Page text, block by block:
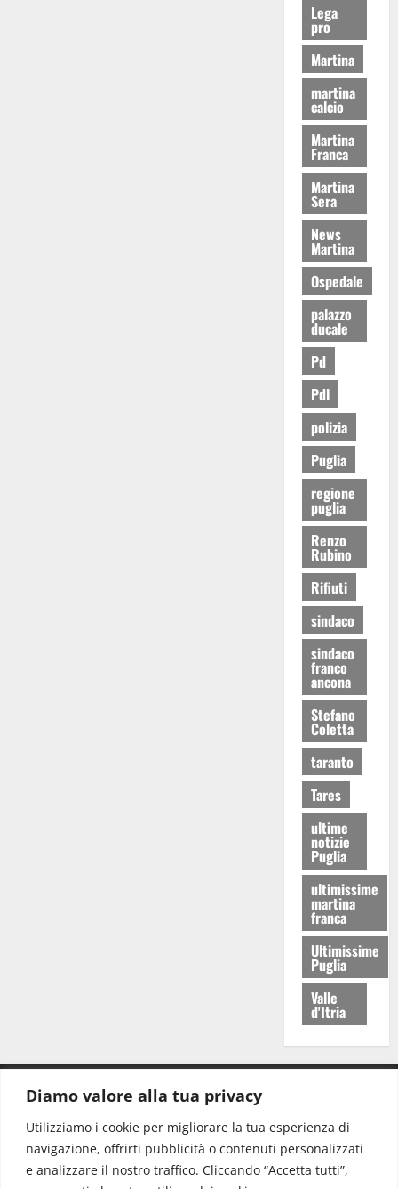
Diamo valore alla tua privacy
Utilizziamo i cookie per migliorare la tua esperienza di
navigazione, offrirti pubblicità o contenuti personalizzati
e analizzare il nostro traffico. Cliccando “Accetta tutti”,
Lega
pro
Martina
martina
calcio
Martina
Franca
Martina
Sera
News
Martina
Ospedale
palazzo
ducale
Pd
Pdl
polizia
Puglia
regione
puglia
Renzo
Rubino
Rifiuti
sindaco
sindaco
franco
ancona
Stefano
Coletta
taranto
Tares
ultime
notizie
Puglia
ultimissime
martina
franca
Ultimissime
Puglia
Valle
d'Itria
Redazione: redazione@www.martinasera.it
Direttore:direttore@www.martinasera.it